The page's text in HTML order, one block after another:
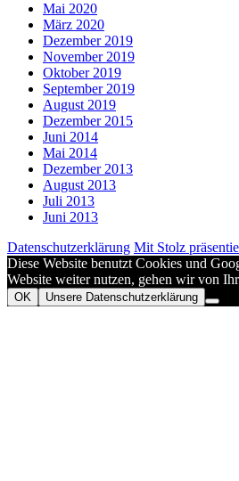
Mai 2020
März 2020
Dezember 2019
November 2019
Oktober 2019
September 2019
August 2019
Dezember 2015
Juni 2014
Mai 2014
Dezember 2013
August 2013
Juli 2013
Juni 2013
Datenschutzerklärung Mit Stolz
Diese Website benutzt Cookies und
Website weiter nutzen, gehen wir von
OK Unsere Datenschutzerklärung